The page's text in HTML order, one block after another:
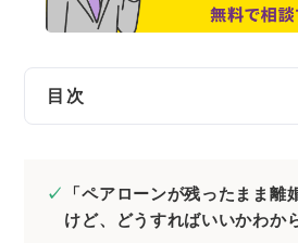
企業法務
目次
1.離婚後もローンを支払
ない
「ペアローンが残ったまま離
けど、どうすればいいかわか